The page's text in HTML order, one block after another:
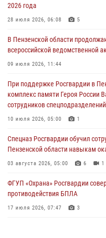
В Пензе при силовой поддержке
деятельность ОПГ,
В Управлении Росгвардии по
04 августа 2026, 06:08
Росгвардия обеспечила
День ВДВ в Пензе
2026 года
28 июля 2026, 06:08 5
В Пензенской области
всероссийской ведомственной
09 июля 2026, 11:44
При поддержке Росгвардии в
комплекс памяти Героя России
сотрудников спецподразделений
10 июля 2026, 05:00 1
Спецназ Росгвардии обучил
Пензенской области навыкам
03 августа 2026, 05:00 6 1
ФГУП «Охрана» Росгвардии
противодействия БПЛА
17 июля 2026, 07:47 3